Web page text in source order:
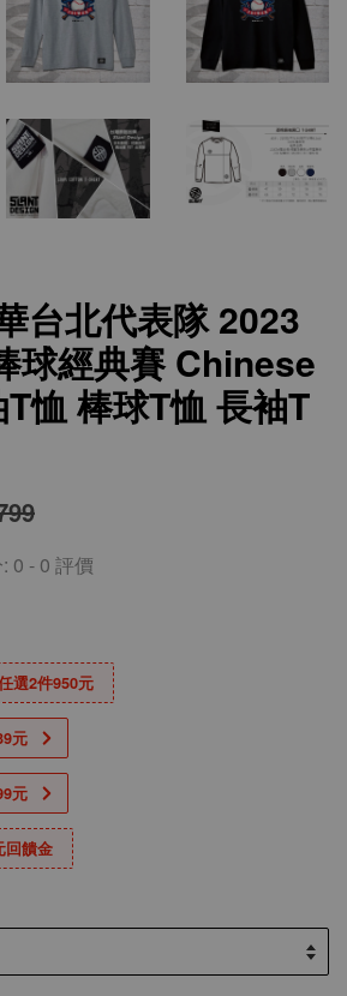
台北代表隊 2023
球經典賽 Chinese
恤 棒球T恤 長袖T
0 - 0 評價
選2件950元
元
元
回饋金